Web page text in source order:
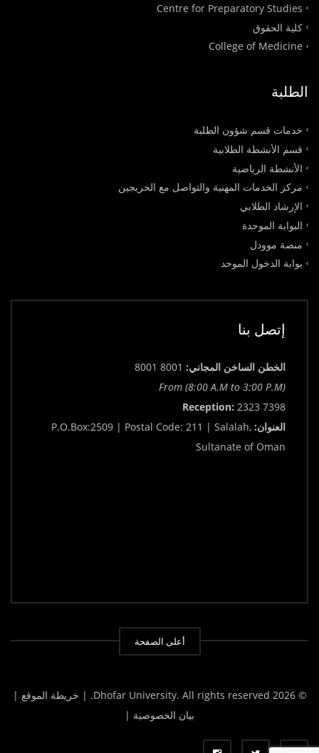
Centre for Preparatory Studies
كلية الحقوق
College of Medicine
الطلبة
خدمات قسم شؤون الطلبة
قسم الأنشطة الطلابية
الأنشطة الرياضية
مركز الخدمات المهنية والتواصل مع الخريجين
الإرشاد الطلابي
البوابة الموحدة
منصة موودل
بوابة الدخول الموحد
إتصل بنا
الخطن الساخن المجاني: 8001 8001
From (8:00 A.M to 3:00 P.M)
Reception: 2323 7398
العنوان: P.O.Box:2509 | Postal Code: 211 | Salalah,
Sultanate of Oman
أعلى الصفحة
© 2026 Dhofar University. All rights reserved.
| خريطة الموقع |
بيان الخصوصية |